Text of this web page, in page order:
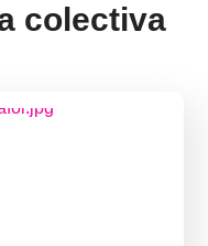
colectiva